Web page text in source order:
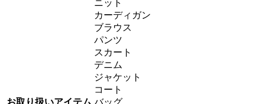
お取り扱いアイテム
ニット
カーディガン
ブラウス
パンツ
スカート
デニム
ジャケット
コート
バッグ